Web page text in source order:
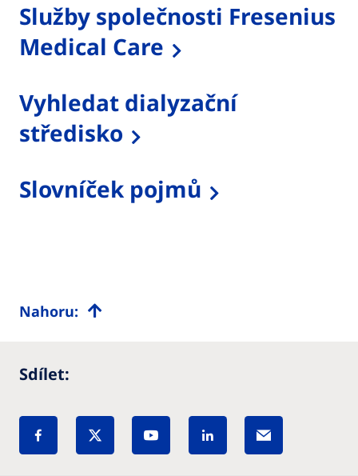
Služby společnosti Fresenius
Medical Care
Vyhledat dialyzační
středisko
Slovníček pojmů
Nahoru:
Sdílet: